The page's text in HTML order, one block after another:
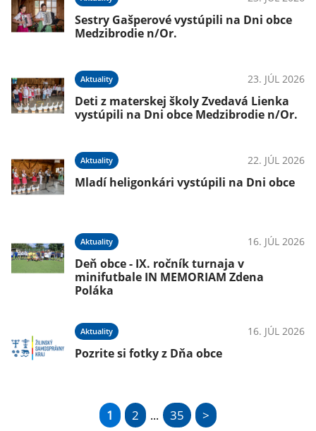
Sestry Gašperové vystúpili na Dni obce
Medzibrodie n/Or.
Aktuality 23. JÚL 2026
Deti z materskej školy Zvedavá Lienka
vystúpili na Dni obce Medzibrodie n/Or.
Aktuality 22. JÚL 2026
Mladí heligonkári vystúpili na Dni obce
Aktuality 16. JÚL 2026
Deň obce - IX. ročník turnaja v
minifutbale IN MEMORIAM Zdena
Poláka
Aktuality 16. JÚL 2026
Pozrite si fotky z Dňa obce
1 2 ... 35 >